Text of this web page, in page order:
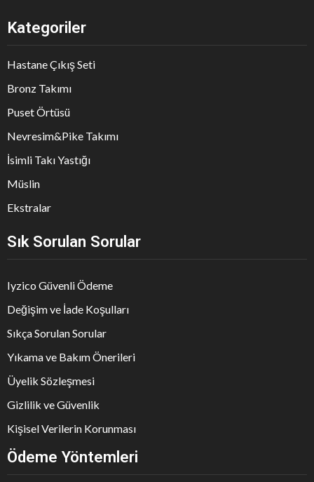
Kategoriler
Hastane Çıkış Seti
Bronz Takımı
Puset Örtüsü
Nevresim&Pike Takımı
İsimli Takı Yastığı
Müslin
Ekstralar
Sık Sorulan Sorular
Iyzico Güvenli Ödeme
Değişim ve İade Koşulları
Sıkça Sorulan Sorular
Yıkama ve Bakım Önerileri
Üyelik Sözleşmesi
Gizlilik ve Güvenlik
Kişisel Verilerin Korunması
Ödeme Yöntemleri